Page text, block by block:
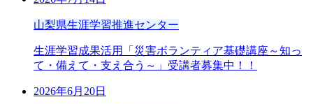
山梨県生涯学習推進センター
生涯学習成果活用「災害ボランティア基礎講座～知っ
て・備えて・支え合う～」受講者募集中！！
2026年6月20日